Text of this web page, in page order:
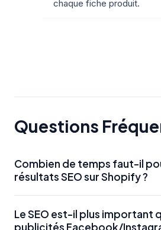
chaque fiche produit.
Questions
Combien de temps faut-il
résultats SEO sur Shopify ?
premiers résultats significatifs
Le SEO est-il plus important
publicités Facebook/